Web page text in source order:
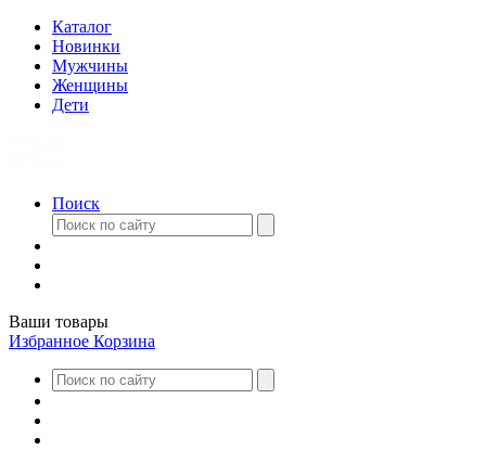
Каталог
Новинки
Мужчины
Женщины
Дети
Поиск
Ваши товары
Избранное Корзина